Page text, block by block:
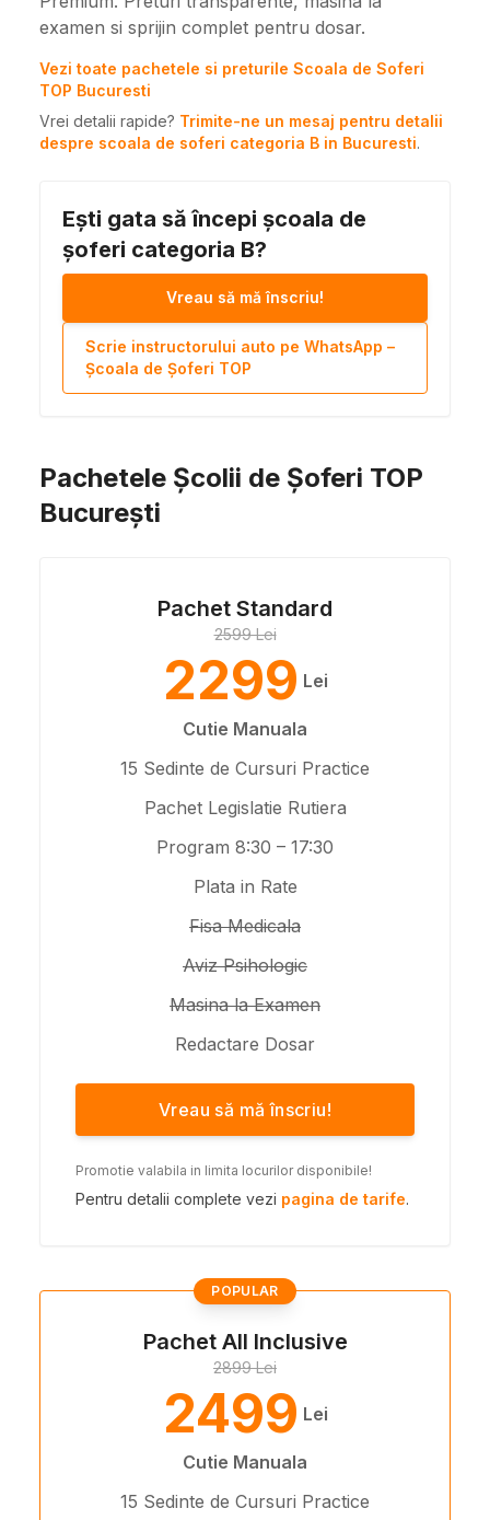
examen si sprijin complet pentru dosar.
Vezi toate pachetele si preturile Scoala de Soferi
TOP Bucuresti
Vrei detalii rapide? Trimite-ne un mesaj pentru detalii
despre scoala de soferi categoria B in Bucuresti.
Ești gata să începi școala de
șoferi categoria B?
Vreau să mă înscriu!
Scrie instructorului auto pe WhatsApp –
Școala de Șoferi TOP
Pachetele Școlii de Șoferi TOP
București
Pachet Standard
2599 Lei
2299 Lei
Cutie Manuala
15 Sedinte de Cursuri Practice
Pachet Legislatie Rutiera
Program 8:30 – 17:30
Plata in Rate
Fisa Medicala
Aviz Psihologic
Masina la Examen
Redactare Dosar
Vreau să mă înscriu!
Promotie valabila in limita locurilor disponibile!
Pentru detalii complete vezi pagina de tarife.
POPULAR
Pachet All Inclusive
2899 Lei
2499 Lei
Cutie Manuala
15 Sedinte de Cursuri Practice